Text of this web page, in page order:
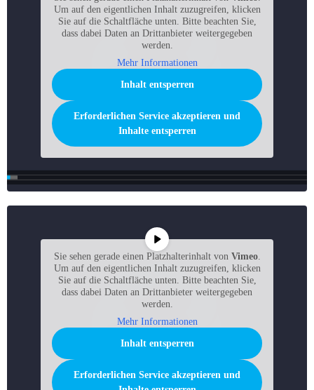
Um auf den eigentlichen Inhalt zuzugreifen, klicken
Sie auf die Schaltfläche unten. Bitte beachten Sie,
dass dabei Daten an Drittanbieter weitergegeben
werden.
Mehr Informationen
Inhalt entsperren
Erforderlichen Service akzeptieren und
Inhalte entsperren
Sie sehen gerade einen Platzhalterinhalt von Vimeo.
Um auf den eigentlichen Inhalt zuzugreifen, klicken
Sie auf die Schaltfläche unten. Bitte beachten Sie,
dass dabei Daten an Drittanbieter weitergegeben
werden.
Mehr Informationen
Inhalt entsperren
Erforderlichen Service akzeptieren und